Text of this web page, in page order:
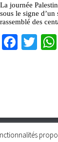
La journée
sous le signe d’un
rassemblé des